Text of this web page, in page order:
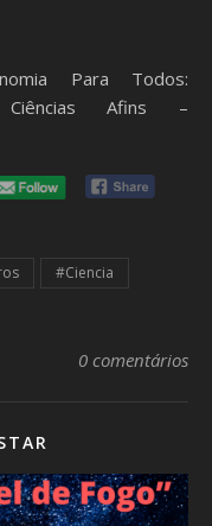
Para Todos:
Ciências Afins –
#Ciencia
0 comentários